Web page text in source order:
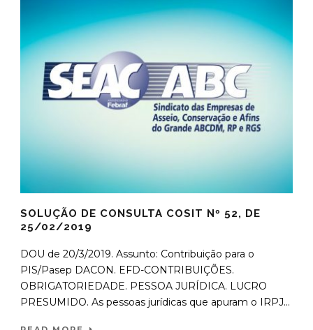
SOLUÇÃO DE CONSULTA COSIT Nº 52, DE
25/02/2019
DOU de 20/3/2019. Assunto: Contribuição para o
PIS/Pasep DACON. EFD-CONTRIBUIÇÕES.
OBRIGATORIEDADE. PESSOA JURÍDICA. LUCRO
PRESUMIDO. As pessoas jurídicas que apuram o IRPJ...